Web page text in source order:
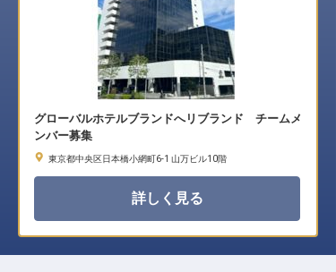
グローバルホテルブランドへリブランド チームメ
ンバー募集
東京都中央区日本橋小網町6-1 山万ビル10階
詳しく見る